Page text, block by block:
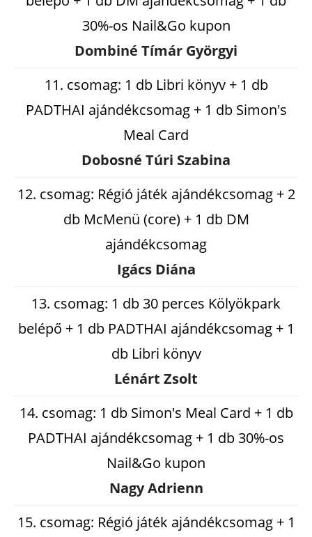
30%-os Nail&Go kupon
Dombiné Tímár Györgyi
11. csomag: 1 db Libri könyv + 1 db
PADTHAI ajándékcsomag + 1 db Simon's
Meal Card
Dobosné Túri Szabina
12. csomag: Régió játék ajándékcsomag + 2
db McMenü (core) + 1 db DM
ajándékcsomag
Igács Diána
13. csomag: 1 db 30 perces Kölyökpark
belépő + 1 db PADTHAI ajándékcsomag + 1
db Libri könyv
Lénárt Zsolt
14. csomag: 1 db Simon's Meal Card + 1 db
PADTHAI ajándékcsomag + 1 db 30%-os
Nail&Go kupon
Nagy Adrienn
15. csomag: Régió játék ajándékcsomag + 1